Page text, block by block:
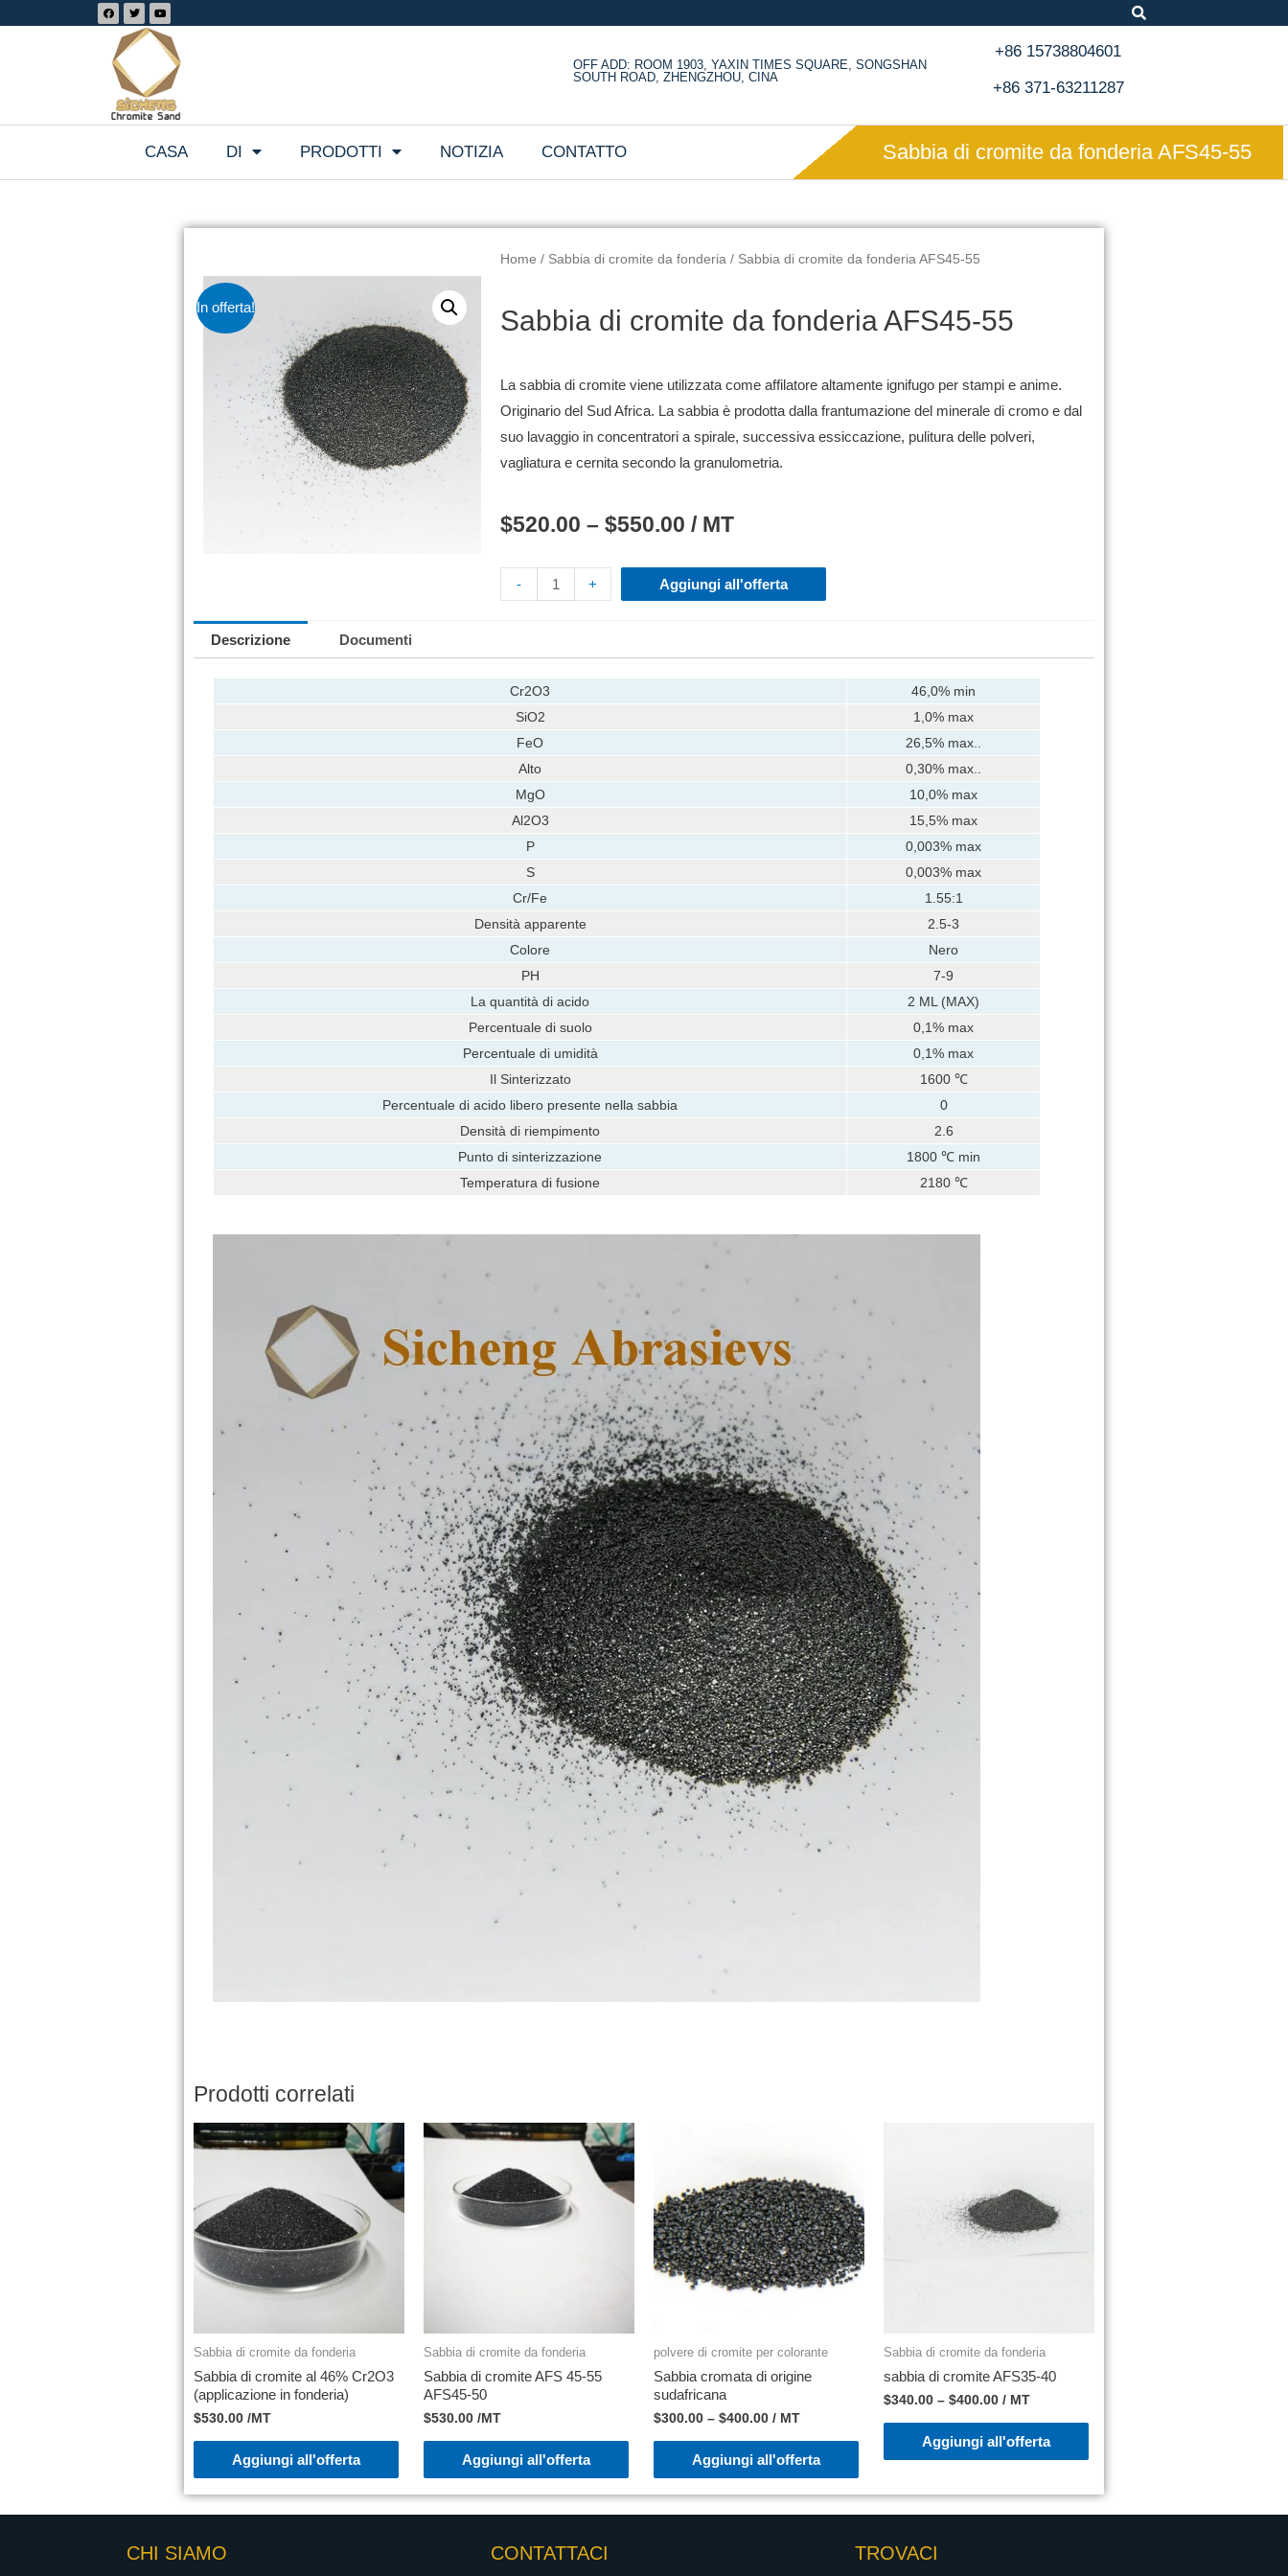
OFF ADD: ROOM 1903, YAXIN TIMES SQUARE, SONGSHAN
SOUTH ROAD, ZHENGZHOU, CINA
+86 15738804601
+86 371-63211287
CASA DI PRODOTTI NOTIZIA CONTATTO Sabbia di cromite da fonderia AFS45-55
In offerta!
Home / Sabbia di cromite da fonderia / Sabbia di cromite da fonderia AFS45-55
Sabbia di cromite da fonderia AFS45-55
La sabbia di cromite viene utilizzata come affilatore altamente ignifugo per stampi e anime.
Originario del Sud Africa. La sabbia è prodotta dalla frantumazione del minerale di cromo e dal
suo lavaggio in concentratori a spirale, successiva essiccazione, pulitura delle polveri,
vagliatura e cernita secondo la granulometria.
$520.00 –$550.00 / MT
- + Aggiungi all'offerta
Descrizione Documenti
Cr2O3
46,0% min
SiO2
1,0% max
FeO
26,5% max..
Alto
0,30% max..
MgO
10,0% max
Al2O3
15,5% max
P
0,003% max
S
0,003% max
Cr/Fe
1.55:1
Densità apparente
2.5-3
Colore
Nero
PH
7-9
La quantità di acido
2 ML (MAX)
Percentuale di suolo
0,1% max
Percentuale di umidità
0,1% max
Il Sinterizzato
1600 ℃
Percentuale di acido libero presente nella sabbia
0
Densità di riempimento
2.6
Punto di sinterizzazione
1800 ℃ min
Temperatura di fusione
2180 ℃
Prodotti correlati
Sabbia di cromite da fonderia
Sabbia di cromite al 46% Cr2O3
(applicazione in fonderia)
$530.00 /MT
Aggiungi all'offerta
Sabbia di cromite da fonderia
Sabbia di cromite AFS 45-55
AFS45-50
$530.00 /MT
Aggiungi all'offerta
polvere di cromite per colorante
Sabbia cromata di origine
sudafricana
$300.00 – $400.00 / MT
Aggiungi all'offerta
Sabbia di cromite da fonderia
sabbia di cromite AFS35-40
$340.00 – $400.00 / MT
Aggiungi all'offerta
CHI SIAMO CONTATTACI TROVACI